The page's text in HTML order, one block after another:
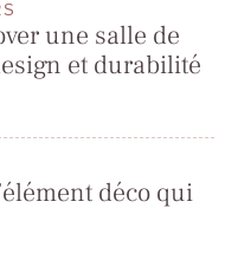
une salle de
et durabilité
déco qui